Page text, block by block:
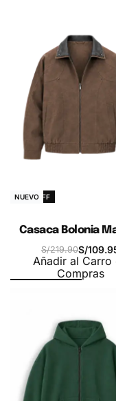
-50% OFF
NUEVO
Casaca Bolonia
S/219.90S/
Añadir al Carro
Compras